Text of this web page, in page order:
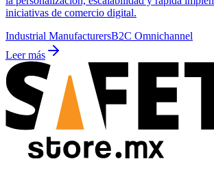
iniciativas de comercio digital.
Industrial ManufacturersB2C Omnichannel
Leer más